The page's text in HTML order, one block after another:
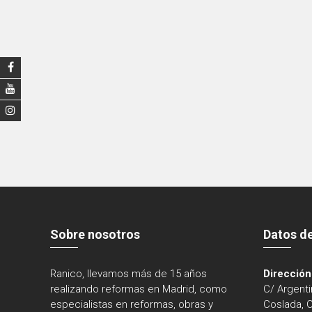
Sobre nosotros
Ranico, llevamos más de 15 años
realizando reformas en Madrid, como
especialistas en reformas, obras y
Datos
C/
Coslada,